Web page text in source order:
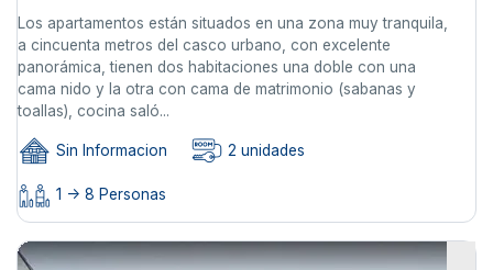
Los apartamentos están situados en una zona muy tranquila,
a cincuenta metros del casco urbano, con excelente
panorámica, tienen dos habitaciones una doble con una
cama nido y la otra con cama de matrimonio (sabanas y
toallas), cocina saló...
Sin Informacion 2 unidades
1 -> 8 Personas